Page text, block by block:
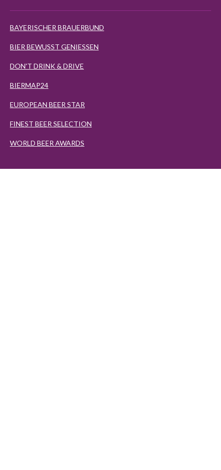
BAYERISCHER BRAUERBUND
BIER BEWUSST GENIESSEN
DON'T DRINK & DRIVE
BIERMAP24
EUROPEAN BEER STAR
FINEST BEER SELECTION
WORLD BEER AWARDS